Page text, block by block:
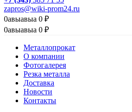
zapros@wiki-prom24.ru
0авыавыа 0 ₽
0авыавыа 0 ₽
Металлопрокат
О компании
Фотогалерея
Резка металла
Доставка
Новости
Контакты